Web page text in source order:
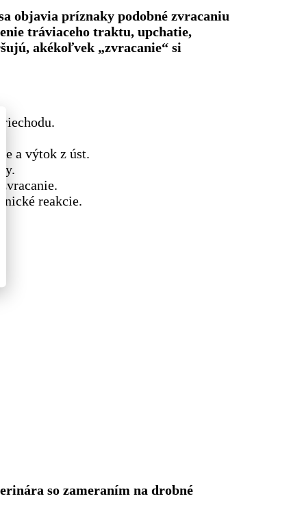
objavia príznaky podobné zvracaniu
tráviaceho traktu, upchatie,
akékoľvek „zvracanie“ si
a výtok z úst.
reakcie.
so zameraním na drobné